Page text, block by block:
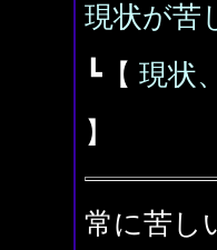
現状が苦
┗【 現状
】
常に苦し